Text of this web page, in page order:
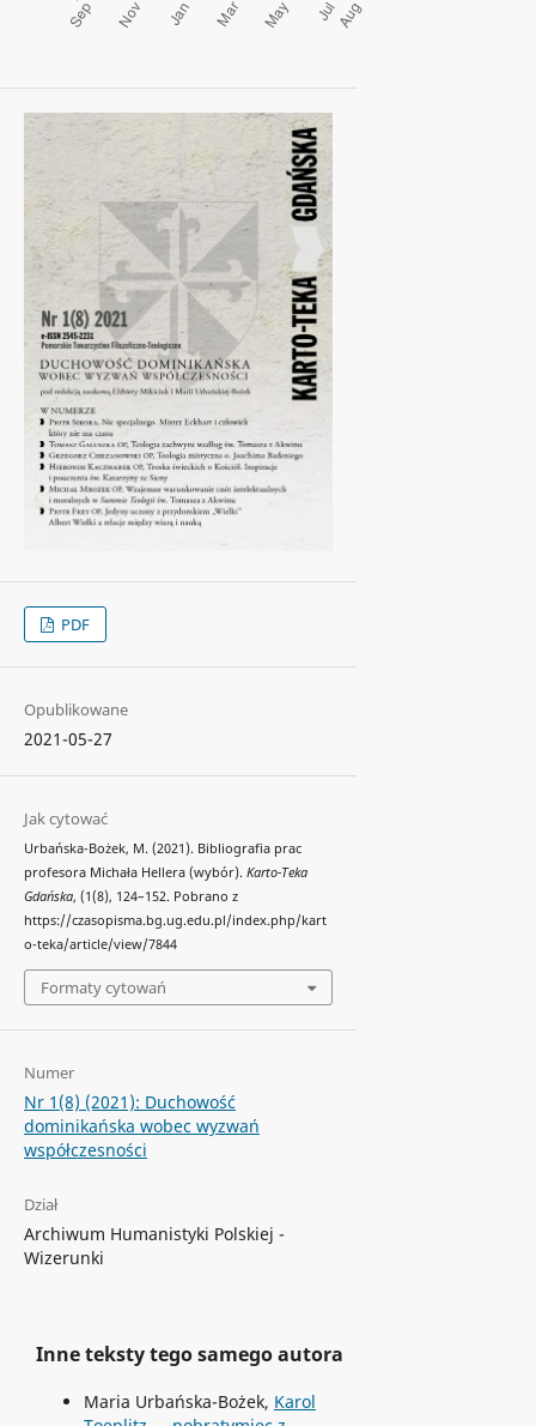
PDF
Opublikowane
2021-05-27
Jak cytować
Urbańska-Bożek, M. (2021). Bibliografia prac
profesora Michała Hellera (wybór). Karto-Teka
Gdańska, (1(8), 124–152. Pobrano z
https://czasopisma.bg.ug.edu.pl/index.php/kart
o-teka/article/view/7844
Formaty cytowań
Numer
Nr 1(8) (2021): Duchowość
dominikańska wobec wyzwań
współczesności
Dział
Archiwum Humanistyki Polskiej -
Wizerunki
Inne teksty tego samego autora
Maria Urbańska-Bożek, Karol